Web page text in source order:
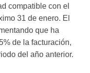
compatible con el
31 de enero. El
que ha
de la facturación,
del año anterior.